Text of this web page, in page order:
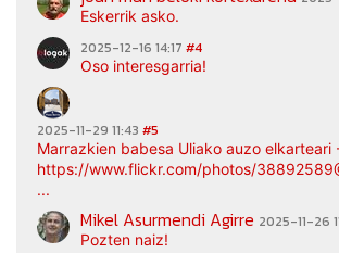
Eskerrik asko.
2025-12-16 14:17 #4
Oso interesgarria!
2025-11-29 11:43 #5
Marrazkien babesa Uliako auzo
https://www.flickr.com/photos/
...
Mikel Asurmendi Agirre 2025-11-26
Pozten naiz!